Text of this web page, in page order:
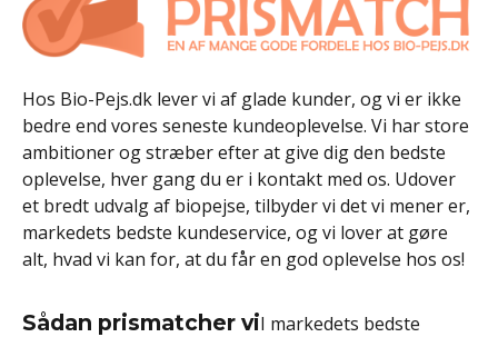
Hos Bio-Pejs.dk lever vi af glade kunder, og vi er ikke
bedre end vores seneste kundeoplevelse. Vi har store
ambitioner og stræber efter at give dig den bedste
oplevelse, hver gang du er i kontakt med os. Udover
et bredt udvalg af biopejse, tilbyder vi det vi mener er,
markedets bedste kundeservice, og vi lover at gøre
alt, hvad vi kan for, at du får en god oplevelse hos os!
Sådan prismatcher viI markedets bedste